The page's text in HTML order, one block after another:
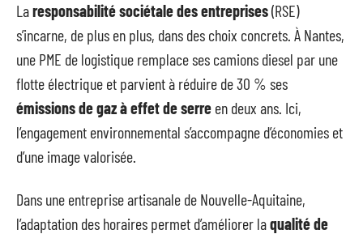
Laresponsabilité sociétale des entreprises(RSE)
s’incarne, de plus en plus, dans des choix concrets. À Nantes,
une PME de logistique remplace ses camions diesel par une
flotte électrique et parvient à réduire de 30 % ses
émissions de gaz à effet de serre en deux ans. Ici,
l’engagement environnemental s’accompagne d’économies et
d’une image valorisée.
Dans une entreprise artisanale de Nouvelle-Aquitaine,
l’adaptation des horaires permet d’améliorer laqualité de